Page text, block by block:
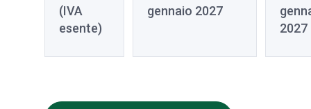
(IVA
esente)
gennaio 2027
2027